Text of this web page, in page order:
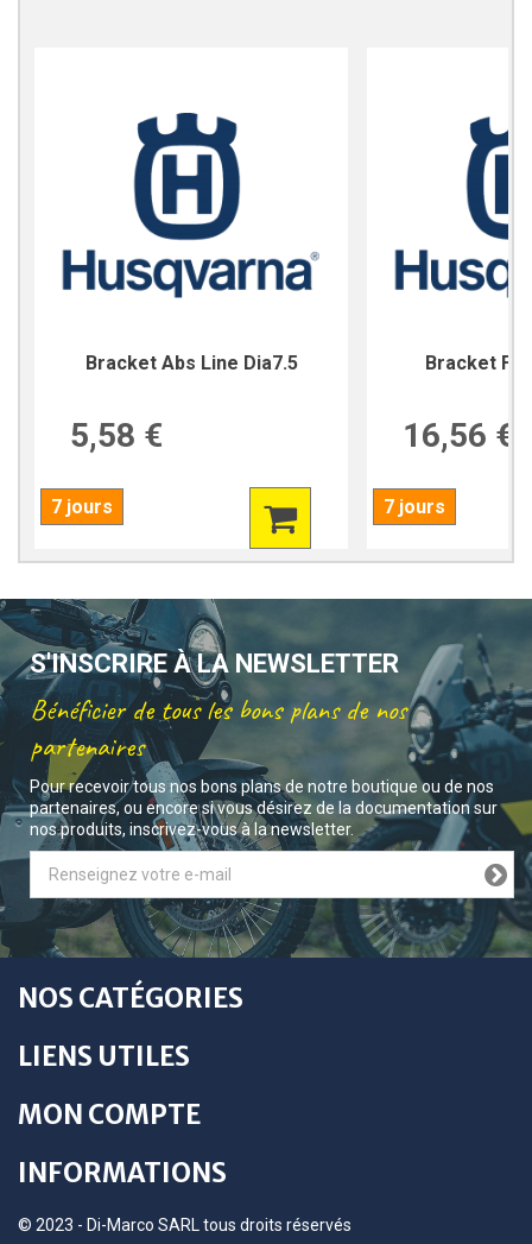
Bracket Abs Line Dia7.5
5,58 €
7 jours
Bracket
16,56 €
7 jours
S'INSCRIRE À LA NEWSLETTER
Bénéficier de tous les bons plans de nos
partenaires
Pour recevoir tous nos bons plans de notre boutique ou de nos
partenaires, ou encore si vous désirez de la documentation sur
nos produits, inscrivez-vous à la newsletter.
NOS CATÉGORIES
LIENS UTILES
MON COMPTE
INFORMATIONS
© 2023 - Di-Marco SARL tous droits réservés